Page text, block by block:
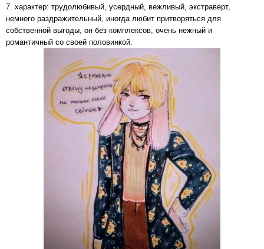
7. характер: трудолюбивый, усердный, вежливый, экстраверт,
немного раздражительный, иногда любит притворяться для
собственной выгоды, он без комплексов, очень нежный и
романтичный со своей половинкой.